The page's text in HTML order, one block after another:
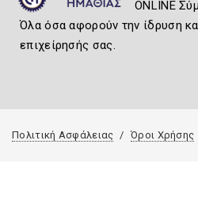
ONLINE
Όλα όσα αφορούν την ίδρυση
επιχείρησής σας.
Πολιτική Ασφάλειας Όροι Χρήσης